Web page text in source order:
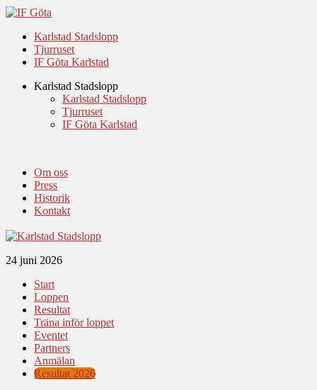
Karlstad Stadslopp
Tjurruset
IF Göta Karlstad
Karlstad Stadslopp
Karlstad Stadslopp
Tjurruset
IF Göta Karlstad
Om oss
Press
Historik
Kontakt
24 juni 2026
Start
Loppen
Resultat
Träna inför loppet
Eventet
Partners
Anmälan
Resultat 2026